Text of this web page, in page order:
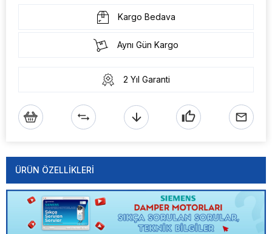
Kargo Bedava
Aynı Gün Kargo
2 Yıl Garanti
ÜRÜN ÖZELLIKLERI